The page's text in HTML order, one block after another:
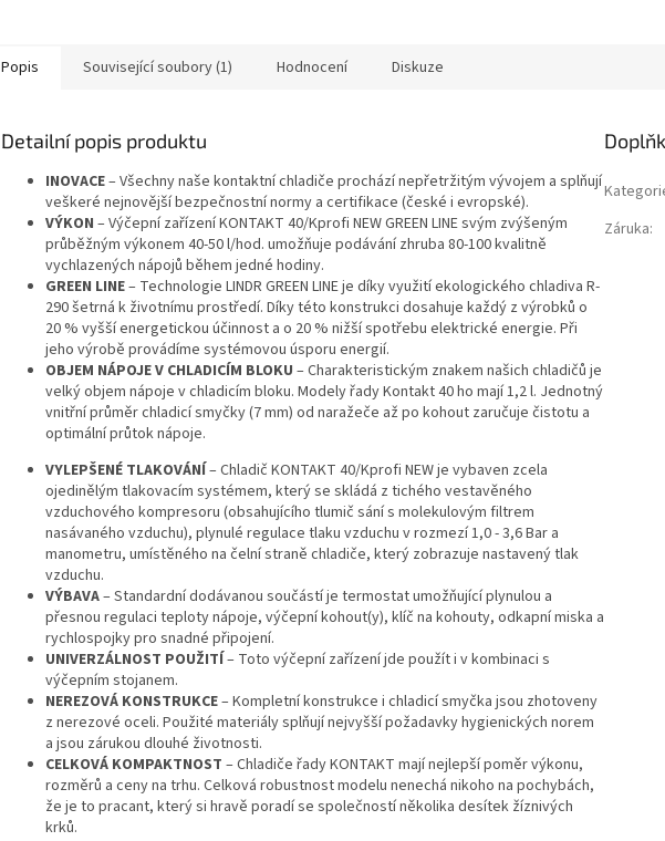
Popis Související soubory (1) Hodnocení Diskuze
Detailní popis produktu
INOVACE– Všechny naše kontaktní chladiče prochází nepřetržitým vývojem a splňují
veškeré nejnovější bezpečnostní normy a certifikace (české i evropské).
VÝKON – Výčepní zařízení KONTAKT 40/Kprofi NEW GREEN LINE svým zvýšeným
průběžným výkonem 40-50 l/hod. umožňuje podávání zhruba 80-100 kvalitně
vychlazených nápojů během jedné hodiny.
GREEN LINE– Technologie LINDR GREEN LINE je díky využití ekologického chladiva R-
290 šetrná k životnímu prostředí. Díky této konstrukci dosahuje každý z výrobků o
20 % vyšší energetickou účinnost a o 20 % nižší spotřebu elektrické energie. Při
jeho výrobě provádíme systémovou úsporu energií.
OBJEM NÁPOJE V CHLADICÍM BLOKU – Charakteristickým znakem našich chladičů je
velký objem nápoje v chladicím bloku. Modely řady Kontakt 40 ho mají 1,2 l. Jednotný
vnitřní průměr chladicí smyčky (7 mm) od naražeče až po kohout zaručuje čistotu a
optimální průtok nápoje.
VYLEPŠENÉ TLAKOVÁNÍ– Chladič KONTAKT 40/Kprofi NEW je vybaven zcela
ojedinělým tlakovacím systémem, který se skládá z tichého vestavěného
vzduchového kompresoru (obsahujícího tlumič sání s molekulovým filtrem
nasávaného vzduchu), plynulé regulace tlaku vzduchu v rozmezí 1,0 - 3,6 Bar a
manometru, umístěného na čelní straně chladiče, který zobrazuje nastavený tlak
vzduchu.
VÝBAVA– Standardní dodávanou součástí je termostat umožňující plynulou a
přesnou regulaci teploty nápoje, výčepní kohout(y), klíč na kohouty, odkapní miska a
rychlospojky pro snadné připojení.
UNIVERZÁLNOST POUŽITÍ– Toto výčepní zařízení jde použít i v kombinaci s
výčepním stojanem.
NEREZOVÁ KONSTRUKCE– Kompletní konstrukce i chladicí smyčka jsou zhotoveny
z nerezové oceli. Použité materiály splňují nejvyšší požadavky hygienických norem
a jsou zárukou dlouhé životnosti.
CELKOVÁ KOMPAKTNOST – Chladiče řady KONTAKT mají nejlepší poměr výkonu,
rozměrů a ceny na trhu. Celková robustnost modelu nenechá nikoho na pochybách,
že je to pracant, který si hravě poradí se společností několika desítek žíznivých
krků.
Záruka: